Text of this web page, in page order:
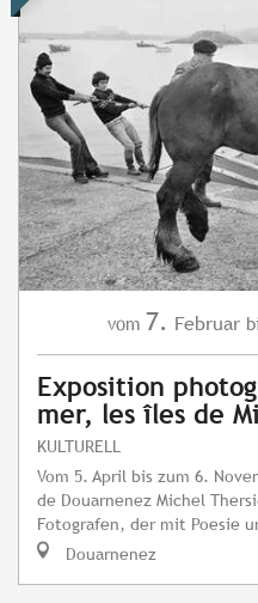
vom 7. Februar
Exposition
mer, les îles de
KULTURELL
Vom 5. April bis zum 6.
de Douarnenez Michel
Fotografen, der mit Poesie
Douarnenez